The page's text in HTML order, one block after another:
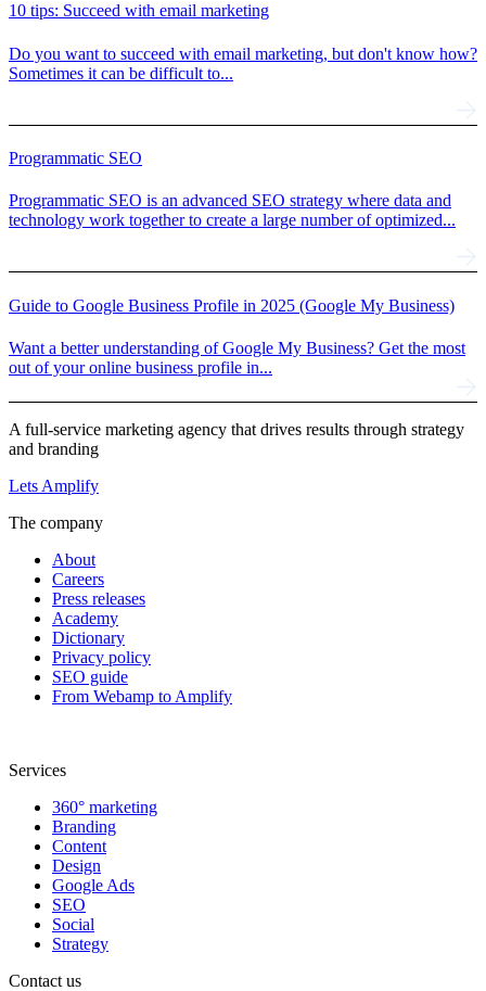
10 tips: Succeed with email marketing
Do you want to succeed with email marketing, but don't know how?
Sometimes it can be difficult to...
Programmatic SEO
Programmatic SEO is an advanced SEO strategy where data and
technology work together to create a large number of optimized...
Guide to Google Business Profile in 2025 (Google My Business)
Want a better understanding of Google My Business? Get the most
out of your online business profile in...
A full-service marketing agency that drives results through strategy
and branding
Lets Amplify
The company
About
Careers
Press releases
Academy
Dictionary
Privacy policy
SEO guide
From Webamp to Amplify
Services
360° marketing
Branding
Content
Design
Google Ads
SEO
Social
Strategy
Contact us